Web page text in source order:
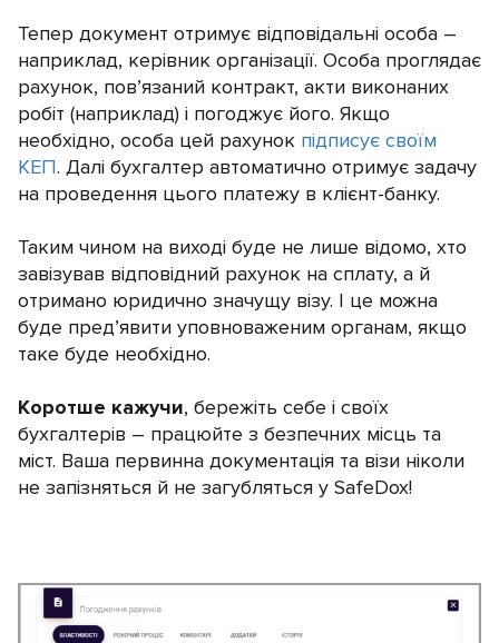
Тепер документ отримує відповідальні особа –
наприклад, керівник організації. Особа проглядає
рахунок, пов’язаний контракт, акти виконаних
робіт (наприклад) і погоджує його. Якщо
необхідно, особа цей рахунок підписує своїм
КЕП. Далі бухгалтер автоматично отримує задачу
на проведення цього платежу в клієнт-банку.
Таким чином на виході буде не лише відомо, хто
завізував відповідний рахунок на сплату, а й
отримано юридично значущу візу. І це можна
буде пред’явити уповноваженим органам, якщо
таке буде необхідно.
Коротше кажучи, бережіть себе і своїх
бухгалтерів – працюйте з безпечних місць та
міст. Ваша первинна документація та візи ніколи
не запізняться й не загубляться у SafeDox!